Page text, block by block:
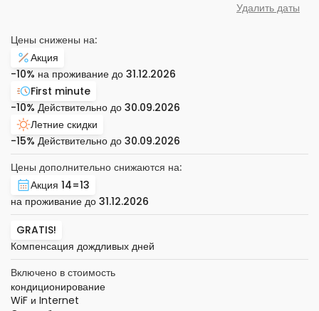
Удалить даты
Цены снижены на:
Акция
-10% на проживание до 31.12.2026
First minute
-10% Действительно до 30.09.2026
Летние скидки
-15% Действительно до 30.09.2026
Цены дополнительно снижаются на:
Акция 14=13
на проживание до 31.12.2026
GRATIS!
Компенсация дождливых дней
Включено в стоимость
кондиционирование
WiF и Internet